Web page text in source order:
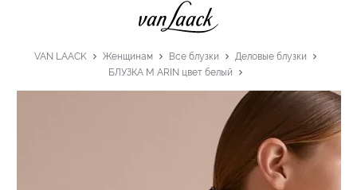
VAN LAACK Женщинам Все блузки
Деловые блузки
БЛУЗКА M ARIN цвет белый